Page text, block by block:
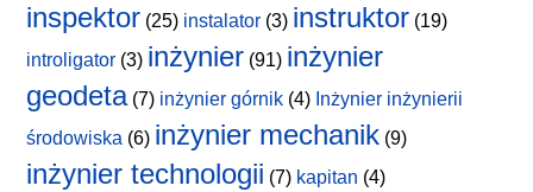
inspektor (25) instalator (3) instruktor (19)
introligator (3) inżynier (91) inżynier
geodeta(7) inżynier górnik (4) Inżynier inżynierii
środowiska (6) inżynier mechanik (9)
inżynier technologii (7) kapitan (4)